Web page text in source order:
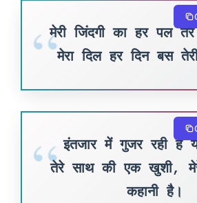
मेरी जिंदगी का हर पल
मेरा दिल हर दिन बस
इंतजार में गुजर रही है
तेरे साथ की एक खुशी,
कहानी है।